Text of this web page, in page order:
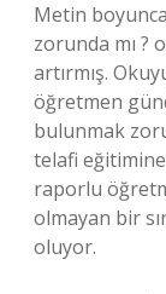
Metin
zorunda mı ?
artırmış.
öğretmen
bulunmak
telafi eğitimine
raporlu
olmayan bir
oluyor.